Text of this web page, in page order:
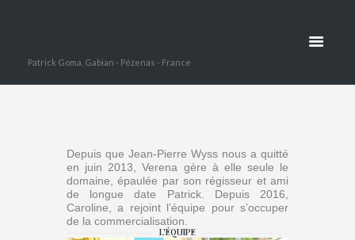
Patrick Goma, Gabian - Pézenas - France
Depuis que Jean-Pierre Wyss nous a quitté
en juin 2013, Verena gère à elle seule le
domaine, épaulée par son régisseur et ami
de longue date Patrick. Depuis 2016,
Caroline, a rejoint l’équipe pour s’occuper
de la commercialisation.
L'ÉQUIPE